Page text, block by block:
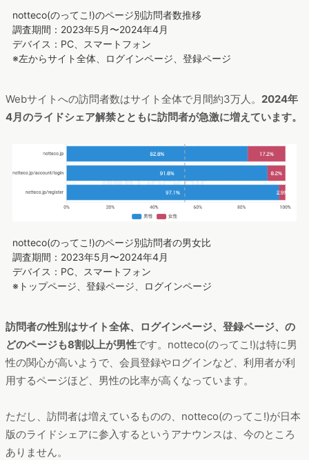
notteco(のってこ!)のページ別訪問者数推移
調査期間：2023年5月〜2024年4月
デバイス：PC、スマートフォン
※左からサイト全体、ログインページ、登録ページ
Webサイトへの訪問者数はサイト全体で月間約3万人。 2024年
4月のライドシェア解禁とともに訪問者が急激に増えています。
notteco(のってこ!)のページ別訪問者の男女比
調査期間：2023年5月〜2024年4月
デバイス：PC、スマートフォン
※トップページ、登録ページ、ログインページ
訪問者の性別はサイト全体、ログインページ、登録ページ、の
どのページも8割以上が男性です。notteco(のってこ!)は特に男
性の関心が高いようで、会員登録やログインなど、利用者が利
用するページほど、男性の比率が高くなっています。
ただし、訪問者は増えているものの、notteco(のってこ!)が日本
版のライドシェアに参入するというアナウンスは、今のところ
ありません。